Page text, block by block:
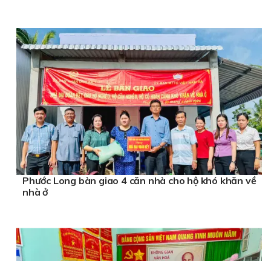
Phước Long bàn giao 4 căn nhà cho hộ khó khăn về
nhà ở